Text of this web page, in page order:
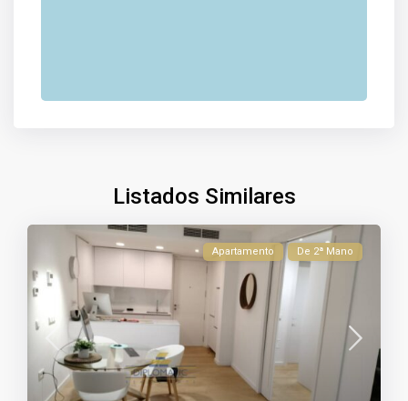
Listados Similares
Apartamento De 2ª Mano